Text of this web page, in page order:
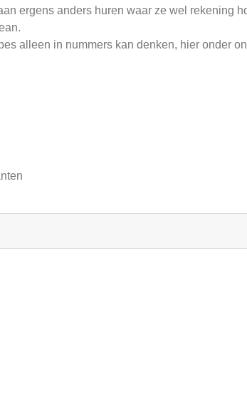
ergens anders huren waar ze wel rekening
alleen in nummers kan denken, hier onder